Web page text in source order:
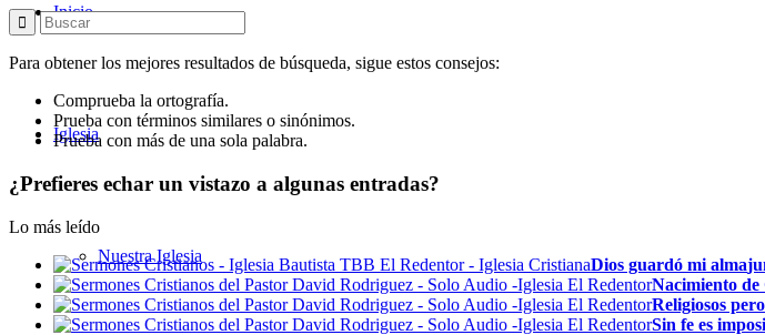
Inicio
Iglesia
Nuestra Iglesia
Para obtener los mejores resultados de búsqueda, sigue estos consejos:
Comprueba la ortografía.
Prueba con términos similares o sinónimos.
Prueba con más de una sola palabra.
¿Prefieres echar un vistazo a algunas entradas?
Lo más leído
Dios guardó mi alma
Nacimiento de
Religiosos
Sin fe es